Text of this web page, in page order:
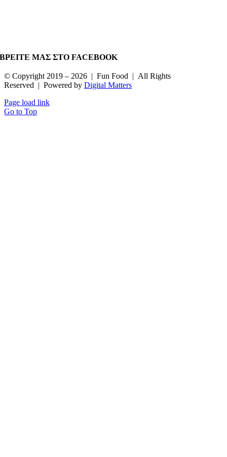
ΒΡΕΙΤΕ ΜΑΣ ΣΤΟ FACEBOOK
© Copyright 2019 – 2026 | Fun Food | All Rights
Reserved | Powered by Digital Matters
Page load link
Go to Top